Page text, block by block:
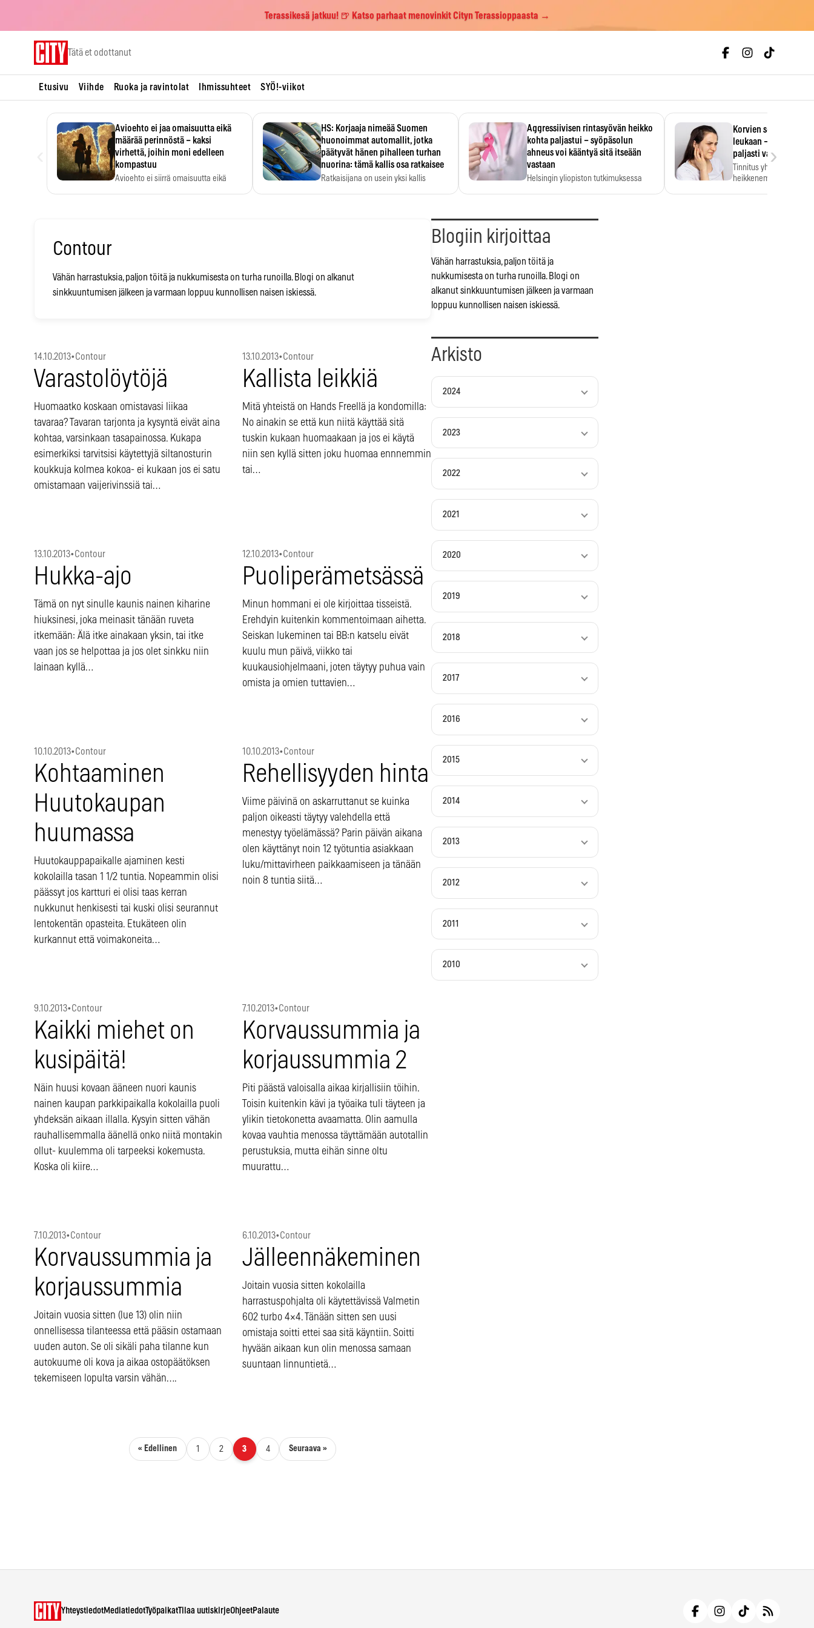
Terassikesä jatkuu! 🍺 Katso parhaat menovinkit Cityn Terassioppaasta →
Tätä et odottanut
Etusivu Viihde Ruoka ja ravintolat Ihmissuhteet SYÖ!-viikot
Avioehto ei jaa omaisuutta eikä
määrää perinnöstä – kaksi
virhettä, joihin moni edelleen
kompastuu
Avioehto ei siirrä omaisuutta eikä
HS: Korjaaja nimeää Suomen
huonoimmat automallit, jotka
päätyvät hänen pihalleen turhan
nuorina: tämä kallis osa ratkaisee
Ratkaisijana on usein yksi kallis
Aggressiivisen rintasyövän heikko
kohta paljastui – syöpäsolun
ahneus voi kääntyä sitä itseään
vastaan
Helsingin yliopiston tutkimuksessa
Korvien soiminen
leukaan – 47 349
paljasti vahvan
Tinnitus yhdistetään
heikkenemiseen.
›
Contour
Vähän harrastuksia, paljon töitä ja nukkumisesta on turha runoilla. Blogi on alkanut
sinkkuuntumisen jälkeen ja varmaan loppuu kunnollisen naisen iskiessä.
14.10.2013•Contour
Varastolöytöjä
Huomaatko koskaan omistavasi liikaa
tavaraa? Tavaran tarjonta ja kysyntä eivät aina
kohtaa, varsinkaan tasapainossa. Kukapa
esimerkiksi tarvitsisi käytettyjä siltanosturin
koukkuja kolmea kokoa- ei kukaan jos ei satu
omistamaan vaijerivinssiä tai…
13.10.2013•Contour
Kallista leikkiä
Mitä yhteistä on Hands Freellä ja kondomilla:
No ainakin se että kun niitä käyttää sitä
tuskin kukaan huomaakaan ja jos ei käytä
niin sen kyllä sitten joku huomaa ennnemmin
tai…
13.10.2013•Contour
Hukka-ajo
Tämä on nyt sinulle kaunis nainen kiharine
hiuksinesi, joka meinasit tänään ruveta
itkemään: Älä itke ainakaan yksin, tai itke
vaan jos se helpottaa ja jos olet sinkku niin
lainaan kyllä…
12.10.2013•Contour
Puoliperämetsässä
Minun hommani ei ole kirjoittaa tisseistä.
Erehdyin kuitenkin kommentoimaan aihetta.
Seiskan lukeminen tai BB:n katselu eivät
kuulu mun päivä, viikko tai
kuukausiohjelmaani, joten täytyy puhua vain
omista ja omien tuttavien…
10.10.2013•Contour
Kohtaaminen
Huutokaupan
huumassa
Huutokauppapaikalle ajaminen kesti
kokolailla tasan 1 1/2 tuntia. Nopeammin olisi
päässyt jos kartturi ei olisi taas kerran
nukkunut henkisesti tai kuski olisi seurannut
lentokentän opasteita. Etukäteen olin
kurkannut että voimakoneita…
10.10.2013•Contour
Rehellisyyden hinta
Viime päivinä on askarruttanut se kuinka
paljon oikeasti täytyy valehdella että
menestyy työelämässä? Parin päivän aikana
olen käyttänyt noin 12 työtuntia asiakkaan
luku/mittavirheen paikkaamiseen ja tänään
noin 8 tuntia siitä…
9.10.2013•Contour
Kaikki miehet on
kusipäitä!
Näin huusi kovaan ääneen nuori kaunis
nainen kaupan parkkipaikalla kokolailla puoli
yhdeksän aikaan illalla. Kysyin sitten vähän
rauhallisemmalla äänellä onko niitä montakin
ollut- kuulemma oli tarpeeksi kokemusta.
Koska oli kiire…
7.10.2013•Contour
Korvaussummia ja
korjaussummia 2
Piti päästä valoisalla aikaa kirjallisiin töihin.
Toisin kuitenkin kävi ja työaika tuli täyteen ja
ylikin tietokonetta avaamatta. Olin aamulla
kovaa vauhtia menossa täyttämään autotallin
perustuksia, mutta eihän sinne oltu
muurattu…
7.10.2013•Contour
Korvaussummia ja
korjaussummia
Joitain vuosia sitten (lue 13) olin niin
onnellisessa tilanteessa että pääsin ostamaan
uuden auton. Se oli sikäli paha tilanne kun
autokuume oli kova ja aikaa ostopäätöksen
tekemiseen lopulta varsin vähän….
6.10.2013•Contour
Jälleennäkeminen
Joitain vuosia sitten kokolailla
harrastuspohjalta oli käytettävissä Valmetin
602 turbo 4×4. Tänään sitten sen uusi
omistaja soitti ettei saa sitä käyntiin. Soitti
hyvään aikaan kun olin menossa samaan
suuntaan linnuntietä…
Artikkelien sivutus
« Edellinen 1 2 3 4 Seuraava »
Blogiin kirjoittaa
Vähän harrastuksia, paljon töitä ja
nukkumisesta on turha runoilla. Blogi on
alkanut sinkkuuntumisen jälkeen ja varmaan
loppuu kunnollisen naisen iskiessä.
Arkisto
2024
2023
2022
2021
2020
2019
2018
2017
2016
2015
2014
2013
2012
2011
2010
YhteystiedotMediatiedotTyöpaikatTilaa uutiskirjeOhjeetPalaute